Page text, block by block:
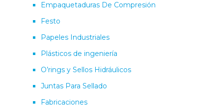
Empaquetaduras De Compresión
Festo
Papeles Industriales
Plásticos de ingeniería
O’rings y Sellos Hidráulicos
Juntas Para Sellado
Fabricaciones